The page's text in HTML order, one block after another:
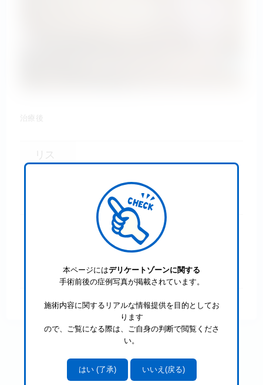
治療後
リス
れが生じることがあります。
231,000円～385,000円
一覧へ戻る
本ページにはデリケートゾーンに関する
手術前後の症例写真が掲載されています。
施術内容に関するリアルな情報提供を目的としてお
ります
ので、ご覧になる際は、ご自身の判断で閲覧くださ
い。